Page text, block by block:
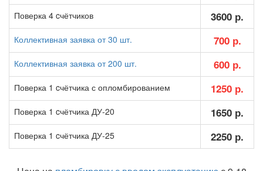
Поверка 4 cчётчиков 3600 р.
Коллективная заявка от 30 шт. 700 р.
Коллективная заявка от 200 шт. 600 р.
Поверка 1 cчётчика с опломбированием 1250 р.
Поверка 1 cчётчика ДУ-20 1650 р.
Поверка 1 cчётчика ДУ-25 2250 р.